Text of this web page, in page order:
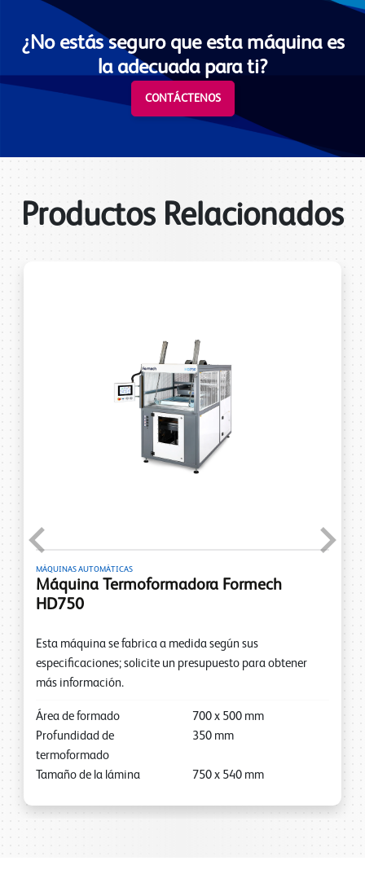
¿No estás seguro que esta máquina es
la adecuada para ti?
CONTÁCTENOS
Productos Relacionados
MÁQUINAS AUTOMÁTICAS
Máquina Termoformadora Formech
HD750
Esta máquina se fabrica a medida según sus
especificaciones; solicite un presupuesto para obtener
más información.
Área de formado 700 x 500 mm
Profundidad de
termoformado
350 mm
Tamaño de la lámina 750 x 540 mm
Previous Next